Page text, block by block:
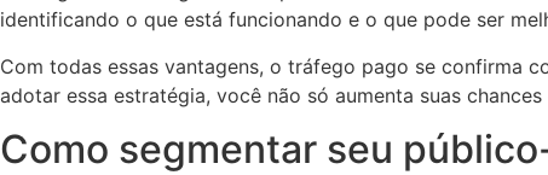
identificando o que está funcionando e o que pode ser
Com todas essas vantagens, o tráfego pago se confirma
adotar essa estratégia, você não só aumenta suas
Como segmentar seu